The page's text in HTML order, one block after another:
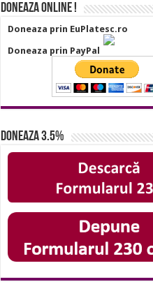
Doneaza online !
Doneaza prin EuPlatesc.ro
Doneaza prin PayPal
Doneaza 3.5%